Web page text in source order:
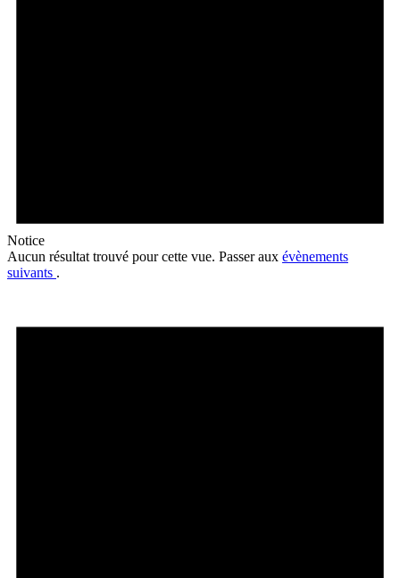
Notice
Aucun résultat trouvé pour cette vue. Passer aux évènements
suivants .